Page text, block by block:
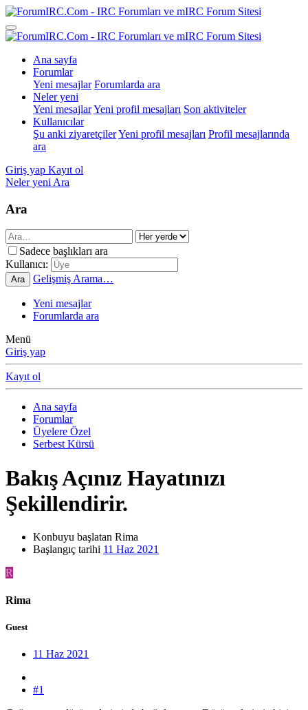
Ana sayfa
Forumlar
Yeni mesajlar Forumlarda ara
Neler yeni
Yeni mesajlarYeni profil mesajları Son aktiviteler
Kullanıcılar
Şu anki ziyaretçilerYeni profil mesajları Profil mesajlarında
ara
Giriş yap Kayıt ol
Neler yeni Ara
Ara
Sadece başlıkları ara
Kullanıcı:
Ara Gelişmiş Arama…
Yeni mesajlar
Forumlarda ara
Menü
Giriş yap
Kayıt ol
Ana sayfa
Forumlar
Üyelere Özel
Serbest Kürsü
Bakış Açınız Hayatınızı
Şekillendirir.
Konbuyu başlatan Rima
Başlangıç tarihi 11 Haz 2021
R
Rima
Guest
11 Haz 2021
#1